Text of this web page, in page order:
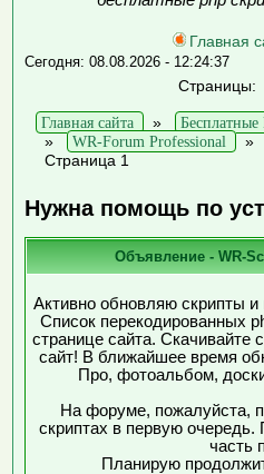
Главная
Сегодня: 08.08.2026 - 12:24:37
Страницы:
Главная сайта »
»
WR-Forum Professional »
Страница 1
Нужна помощь по
Объявление - WR-
Активно обновляю скрипты и
Список перекодированных
странице сайта. Скачивайте
сайт! В ближайшее время
Про, фотоальбом,
На форуме, пожалуйста,
скриптах в первую
часть
Планирую